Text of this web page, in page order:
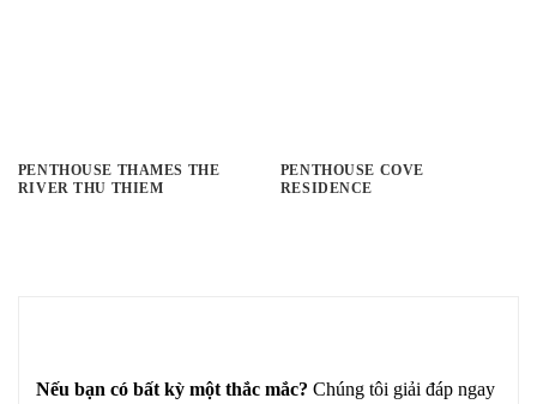
PENTHOUSE THAMES THE
RIVER THU THIEM
PENTHOUSE COVE
RESIDENCE
Nếu bạn có bất kỳ một thắc mắc? Chúng tôi giải đáp ngay